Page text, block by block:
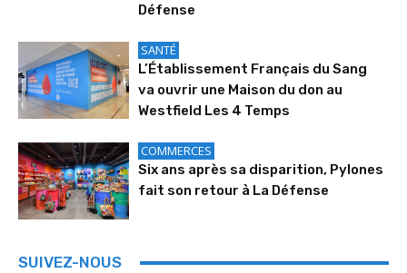
Défense
SANTÉ
L’Établissement Français du Sang
va ouvrir une Maison du don au
Westfield Les 4 Temps
COMMERCES
Six ans après sa disparition, Pylones
fait son retour à La Défense
SUIVEZ-NOUS